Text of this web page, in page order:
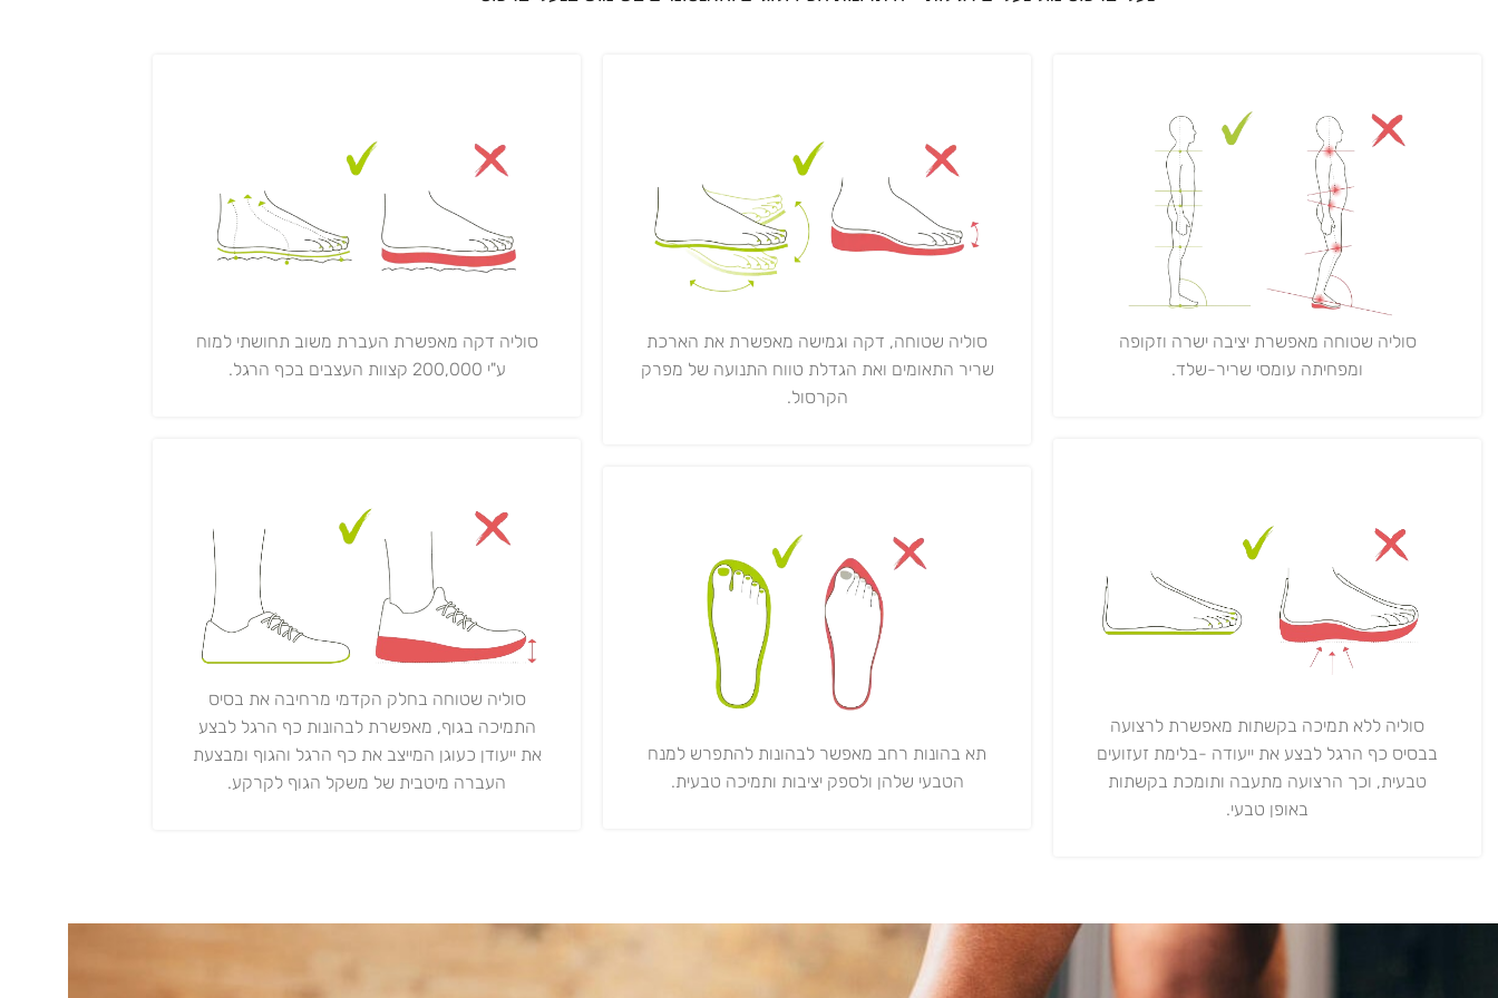
סוליה שטוחה מאפשרת יציבה ישרה וזקופה
ומפחיתה עומסי שריר-שלד.
סוליה ללא תמיכה בקשתות מאפשרת לרצועה
בבסיס כף הרגל לבצע את ייעודה -בלימת זעזועים
טבעית, וכך הרצועה מתעבה ותומכת בקשתות
באופן טבעי.
סוליה שטוחה, דקה וגמישה מאפשרת את הארכת
שריר התאומים ואת הגדלת טווח התנועה של מפרק
הקרסול.
תא בהונות רחב מאפשר לבהונות להתפרש למנח
הטבעי שלהן ולספק יציבות ותמיכה טבעית.
סוליה דקה מאפשרת העברת משוב תחושתי למוח
ע"י 200,000 קצוות העצבים בכף הרגל.
סוליה שטוחה בחלק הקדמי מרחיבה את בסיס
התמיכה בגוף, מאפשרת לבהונות כף הרגל לבצע
את ייעודן כעוגן המייצב את כף הרגל והגוף ומבצעת
העברה מיטבית של משקל הגוף לקרקע.